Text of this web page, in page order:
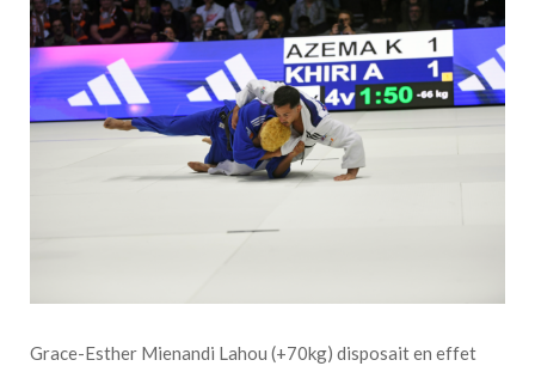
Grace-Esther Mienandi Lahou (+70kg) disposait en effet